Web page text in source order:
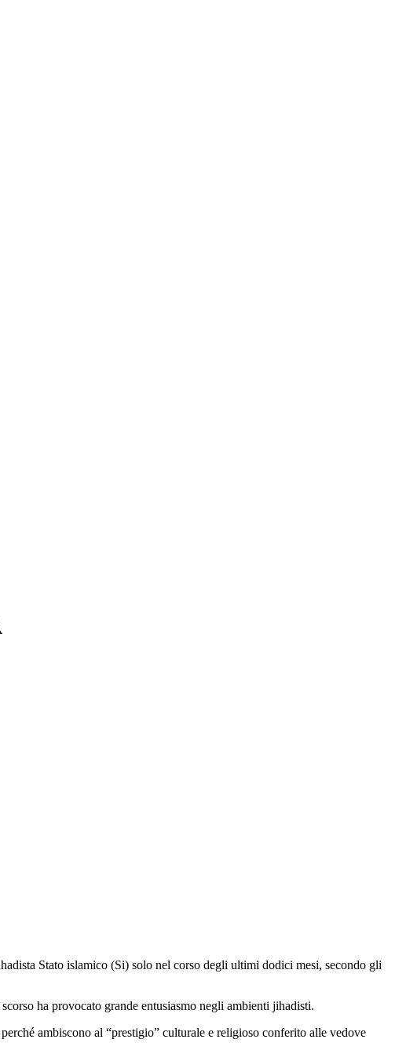
Stato islamico (Si) solo nel corso degli ultimi dodici mesi, secondo gli
ha provocato grande entusiasmo negli ambienti jihadisti.
ambiscono al “prestigio” culturale e religioso conferito alle vedove